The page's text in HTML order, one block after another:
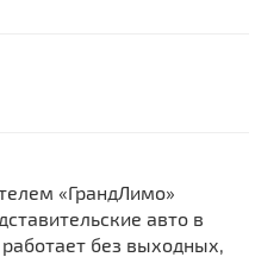
«ГрандЛимо»
авто в
без выходных,